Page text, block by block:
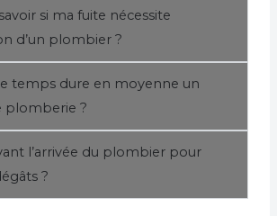
si ma fuite nécessite
d’un plombier ?
temps dure en moyenne un
plomberie ?
l’arrivée du plombier pour
?